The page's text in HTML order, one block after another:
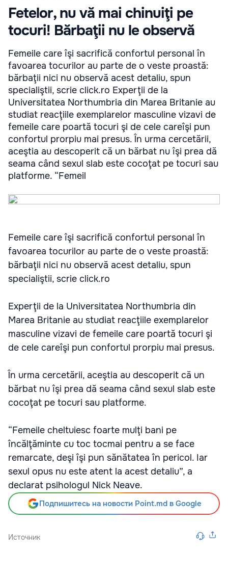
Fetelor, nu vă mai chinuiţi pe
tocuri! Bărbaţii nu le observă
Femeile care îşi sacrifică confortul personal în
favoarea tocurilor au parte de o veste proastă:
bărbaţii nici nu observă acest detaliu, spun
specialiştii, scrie click.ro Experţii de la
Universitatea Northumbria din Marea Britanie au
studiat reacţiile exemplarelor masculine vizavi de
femeile care poartă tocuri şi de cele careîşi pun
confortul prorpiu mai presus. În urma cercetării,
aceştia au descoperit că un bărbat nu îşi prea dă
seama când sexul slab este cocoţat pe tocuri sau
platforme. “Femeil
Femeile care îşi sacrifică confortul personal în
favoarea tocurilor au parte de o veste proastă:
bărbaţii nici nu observă acest detaliu, spun
specialiştii, scrie click.ro
Experţii de la Universitatea Northumbria din
Marea Britanie au studiat reacţiile exemplarelor
masculine vizavi de femeile care poartă tocuri şi
de cele careîşi pun confortul prorpiu mai presus.
În urma cercetării, aceştia au descoperit că un
bărbat nu îşi prea dă seama când sexul slab este
cocoţat pe tocuri sau platforme.
“Femeile cheltuiesc foarte mulţi bani pe
încălţăminte cu toc tocmai pentru a se face
remarcate, deşi îşi pun sănătatea în pericol. Iar
sexul opus nu este atent la acest detaliu”, a
declarat psihologul Nick Neave.
Подпишитесь на новости Point.md в Google
Источник